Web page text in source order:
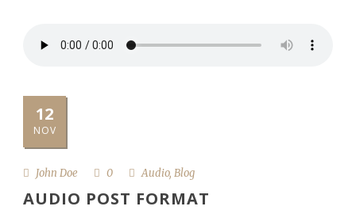
12
NOV
John Doe 0 Audio, Blog
AUDIO POST FORMAT